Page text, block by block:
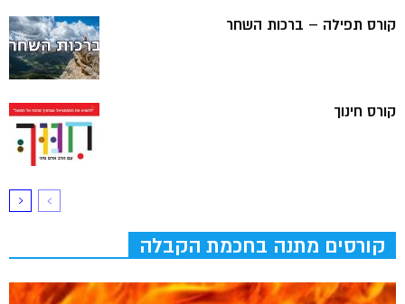
קורס תפילה – ברכות השחר
קורס חינוך
קורסים מתנה בחכמת הקבלה